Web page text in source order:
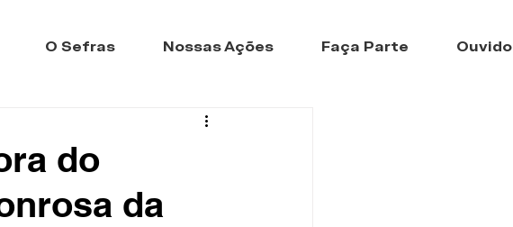
O Sefras Nossas Ações Faça Parte
do
da